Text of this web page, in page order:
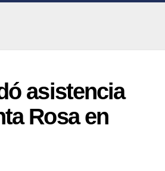
asistencia
Rosa en